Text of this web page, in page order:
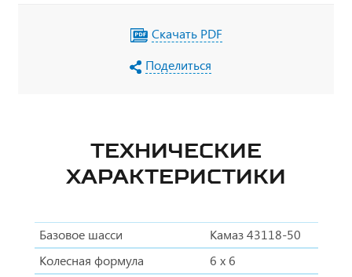
УОС, набор ДОПОГ, колпачки на клеммы АКБ
Скачать PDF
Поделиться
ТЕХНИЧЕСКИЕ
ХАРАКТЕРИСТИКИ
Базовое шасси
Камаз 43118-50
Колесная формула
6 х 6